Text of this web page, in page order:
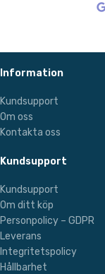
Information
Kundsupport
Om oss
Kontakta oss
Kundsupport
Kundsupport
Om ditt köp
Personpolicy – GDPR
Leverans
Integritetspolicy
Hållbarhet